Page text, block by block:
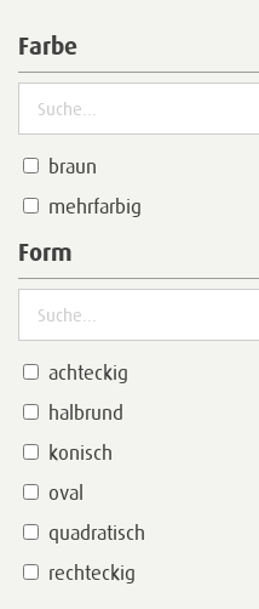
Farbe
braun
mehrfarbig
Form
achteckig
halbrund
konisch
oval
quadratisch
rechteckig